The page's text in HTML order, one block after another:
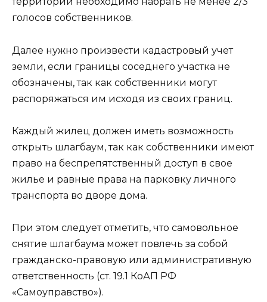
голосов собственников.
Далее нужно произвести кадастровый учет
земли, если границы соседнего участка не
обозначены, так как собственники могут
распоряжаться им исходя из своих границ.
Каждый жилец должен иметь возможность
открыть шлагбаум, так как собственники имеют
право на беспрепятственный доступ в свое
жилье и равные права на парковку личного
транспорта во дворе дома.
При этом следует отметить, что самовольное
снятие шлагбаума может повлечь за собой
гражданско-правовую или административную
ответственность (ст. 19.1 КоАП РФ
«Самоуправство»).